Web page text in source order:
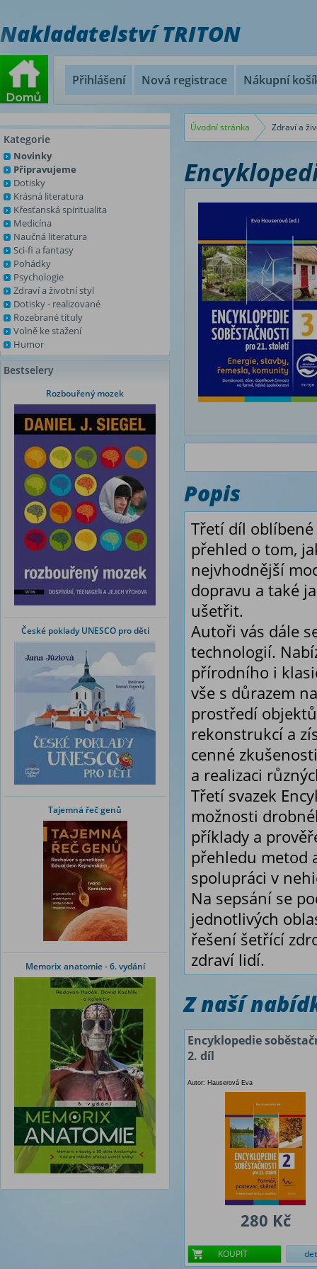
Nakladatelství TRITON
Přihlášení Nová registrace Nákupní
Kategorie
Novinky
Připravujeme
Dotisky
Krásná literatura
Křesťanská spiritualita
Medicína
Naučná literatura
Sci-fi a fantasy
Pohádky
Psychologie
Zdraví a životní styl
Dotisky - realizované
Rozebrané tituly
Volně ke stažení
Humor
Bestselery
Rozbouřený mozek
České poklady UNESCO pro děti
Tajemná řeč genů
Memorix anatomie - 6. vydání
Úvodní stránka Zdraví a
Popis
Třetí díl
přehled o tom,
nejvhodnější
dopravu a také
ušetřit.
Autoři vás dále
technologií.
přírodního i
vše s důrazem
prostředí
rekonstrukcí a
cenné
a realizaci
Třetí svazek
možnosti
příklady a
přehledu metod
spolupráci v
Na sepsání se
jednotlivých
řešení šetřící
zdraví lidí.
Z naší
Encyklopedie
2. díl
Autor: Hauserová Eva
280 Kč
KOUPIT